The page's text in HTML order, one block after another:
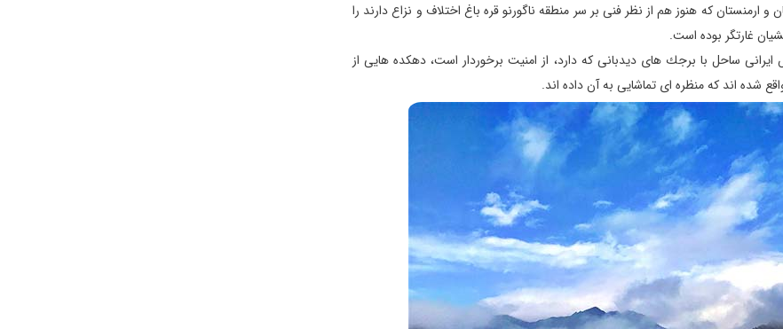
ارمنستان كه هنوز هم از نظر فنی بر سر منطقه ناگورنو قره باغ اختلاف و نزاع دارند را
غارتگر بوده است.
ساحل با برجك های دیدبانی كه دارد، از امنیت برخوردار است، دهكده هایی از
شده اند كه منظره ای تماشایی به آن داده اند.